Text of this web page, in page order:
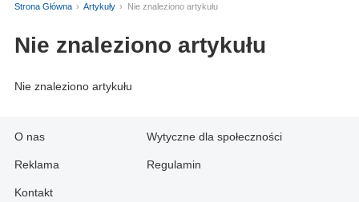
Strona Główna Artykuły Nie znaleziono artykułu
Nie znaleziono artykułu
Nie znaleziono artykułu
O nas
Reklama
Kontakt
Wytyczne dla społeczności
Regulamin